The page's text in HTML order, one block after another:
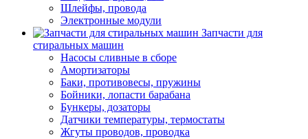
Шлейфы, провода
Электронные модули
Запчасти для
стиральных машин
Насосы сливные в сборе
Амортизаторы
Баки, противовесы, пружины
Бойники, лопасти барабана
Бункеры, дозаторы
Датчики температуры, термостаты
Жгуты проводов, проводка